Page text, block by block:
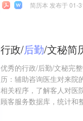
简历本 发布于 01-
行政/后勤/文秘简
优秀的行政/后勤/文秘完
历：辅助咨询医生对来院
相关程序，了解客人对医
顾客服务数据库，统计和